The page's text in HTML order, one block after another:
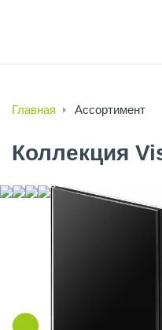
Главная Ассортимент
Коллекция